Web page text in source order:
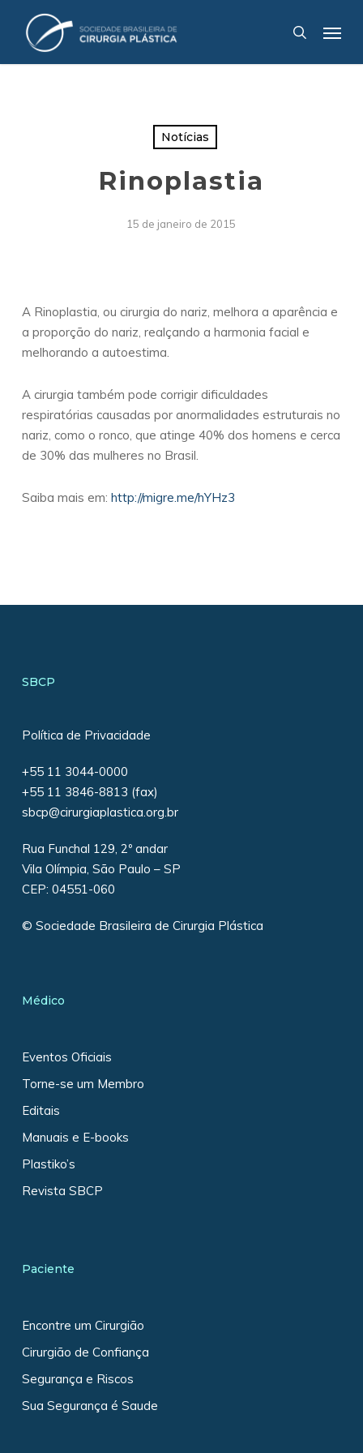
search
Notícias
Rinoplastia
15 de janeiro de 2015
A Rinoplastia, ou cirurgia do nariz, melhora a aparência e
a proporção do nariz, realçando a harmonia facial e
melhorando a autoestima.
A cirurgia também pode corrigir dificuldades
respiratórias causadas por anormalidades estruturais no
nariz, como o ronco, que atinge 40% dos homens e cerca
de 30% das mulheres no Brasil.
Saiba mais em: http://migre.me/hYHz3
SBCP
Política de Privacidade
+55 11 3044-0000
+55 11 3846-8813 (fax)
sbcp@cirurgiaplastica.org.br
Rua Funchal 129, 2º andar
Vila Olímpia, São Paulo – SP
CEP: 04551-060
© Sociedade Brasileira de Cirurgia Plástica
Médico
Eventos Oficiais
Torne-se um Membro
Editais
Manuais e E-books
Plastiko’s
Revista SBCP
Paciente
Encontre um Cirurgião
Cirurgião de Confiança
Segurança e Riscos
Sua Segurança é Saude